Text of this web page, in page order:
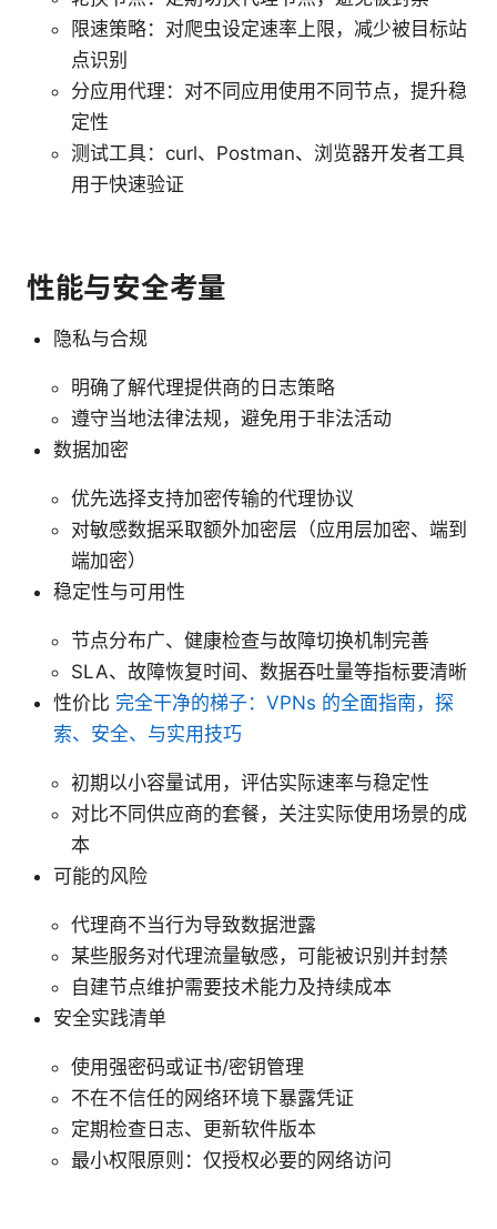
限速策略：对爬虫设定速率上限，减少被目标站
点识别
分应用代理：对不同应用使用不同节点，提升稳
定性
测试工具：curl、Postman、浏览器开发者工具
用于快速验证
性能与安全考量
隐私与合规
明确了解代理提供商的日志策略
遵守当地法律法规，避免用于非法活动
数据加密
优先选择支持加密传输的代理协议
对敏感数据采取额外加密层（应用层加密、端到
端加密）
稳定性与可用性
节点分布广、健康检查与故障切换机制完善
SLA、故障恢复时间、数据吞吐量等指标要清晰
性价比 完全干净的梯子：VPNs 的全面指南，探
索、安全、与实用技巧
初期以小容量试用，评估实际速率与稳定性
对比不同供应商的套餐，关注实际使用场景的成
本
可能的风险
代理商不当行为导致数据泄露
某些服务对代理流量敏感，可能被识别并封禁
自建节点维护需要技术能力及持续成本
安全实践清单
使用强密码或证书/密钥管理
不在不信任的网络环境下暴露凭证
定期检查日志、更新软件版本
最小权限原则：仅授权必要的网络访问